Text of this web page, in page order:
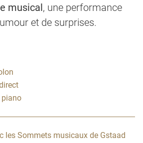
musical, une performance
et de surprises.
piano
les Sommets musicaux de Gstaad